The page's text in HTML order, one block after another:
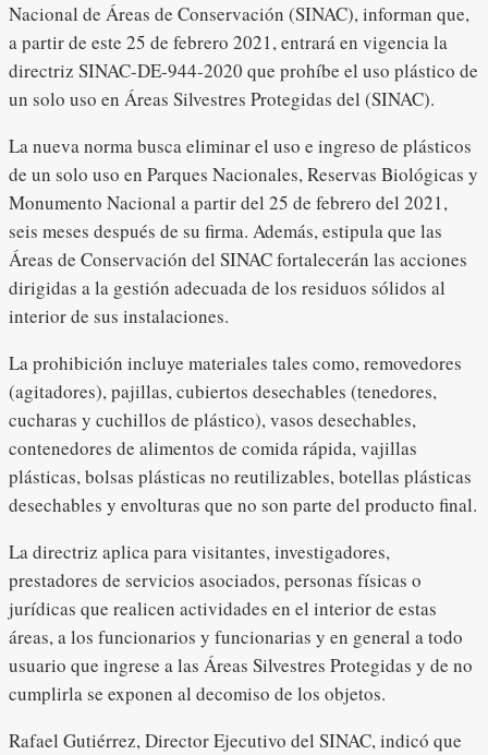
Nacional de Áreas de Conservación (SINAC), informan que,
a partir de este 25 de febrero 2021, entrará en vigencia la
directriz SINAC-DE-944-2020 que prohíbe el uso plástico de
un solo uso en Áreas Silvestres Protegidas del (SINAC).
La nueva norma busca eliminar el uso e ingreso de plásticos
de un solo uso en Parques Nacionales, Reservas Biológicas y
Monumento Nacional a partir del 25 de febrero del 2021,
seis meses después de su firma. Además, estipula que las
Áreas de Conservación del SINAC fortalecerán las acciones
dirigidas a la gestión adecuada de los residuos sólidos al
interior de sus instalaciones.
La prohibición incluye materiales tales como, removedores
(agitadores), pajillas, cubiertos desechables (tenedores,
cucharas y cuchillos de plástico), vasos desechables,
contenedores de alimentos de comida rápida, vajillas
plásticas, bolsas plásticas no reutilizables, botellas plásticas
desechables y envolturas que no son parte del producto final.
La directriz aplica para visitantes, investigadores,
prestadores de servicios asociados, personas físicas o
jurídicas que realicen actividades en el interior de estas
áreas, a los funcionarios y funcionarias y en general a todo
usuario que ingrese a las Áreas Silvestres Protegidas y de no
cumplirla se exponen al decomiso de los objetos.
Rafael Gutiérrez, Director Ejecutivo del SINAC, indicó que